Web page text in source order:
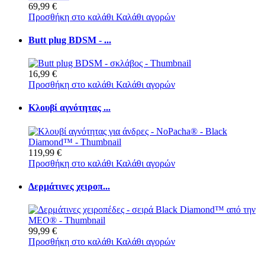
69,99 €
Προσθήκη στο καλάθι Καλάθι αγορών
Butt plug BDSM - ...
16,99 €
Προσθήκη στο καλάθι Καλάθι αγορών
Κλουβί αγνότητας ...
119,99 €
Προσθήκη στο καλάθι Καλάθι αγορών
Δερμάτινες χειροπ...
99,99 €
Προσθήκη στο καλάθι Καλάθι αγορών